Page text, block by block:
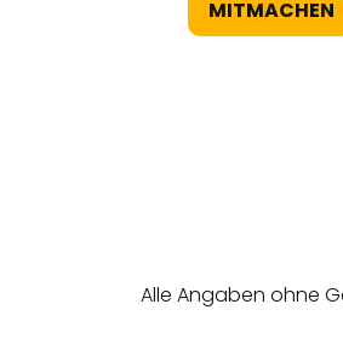
MITMACHEN